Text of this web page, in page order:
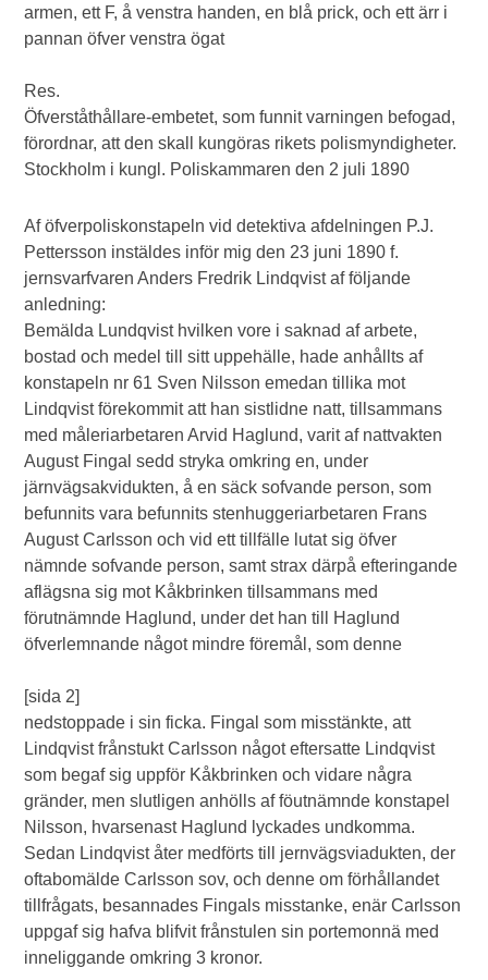
armen, ett F, å venstra handen, en blå prick, och ett ärr i
pannan öfver venstra ögat
Res.
Öfverståthållare-embetet, som funnit varningen befogad,
förordnar, att den skall kungöras rikets polismyndigheter.
Stockholm i kungl. Poliskammaren den 2 juli 1890
Af öfverpoliskonstapeln vid detektiva afdelningen P.J.
Pettersson instäldes inför mig den 23 juni 1890 f.
jernsvarfvaren Anders Fredrik Lindqvist af följande
anledning:
Bemälda Lundqvist hvilken vore i saknad af arbete,
bostad och medel till sitt uppehälle, hade anhållts af
konstapeln nr 61 Sven Nilsson emedan tillika mot
Lindqvist förekommit att han sistlidne natt, tillsammans
med måleriarbetaren Arvid Haglund, varit af nattvakten
August Fingal sedd stryka omkring en, under
järnvägsakvidukten, å en säck sofvande person, som
befunnits vara befunnits stenhuggeriarbetaren Frans
August Carlsson och vid ett tillfälle lutat sig öfver
nämnde sofvande person, samt strax därpå efteringande
aflägsna sig mot Kåkbrinken tillsammans med
förutnämnde Haglund, under det han till Haglund
öfverlemnande något mindre föremål, som denne
[sida 2]
nedstoppade i sin ficka. Fingal som misstänkte, att
Lindqvist frånstukt Carlsson något eftersatte Lindqvist
som begaf sig uppför Kåkbrinken och vidare några
gränder, men slutligen anhölls af föutnämnde konstapel
Nilsson, hvarsenast Haglund lyckades undkomma.
Sedan Lindqvist åter medförts till jernvägsviadukten, der
oftabomälde Carlsson sov, och denne om förhållandet
tillfrågats, besannades Fingals misstanke, enär Carlsson
uppgaf sig hafva blifvit frånstulen sin portemonnä med
inneliggande omkring 3 kronor.